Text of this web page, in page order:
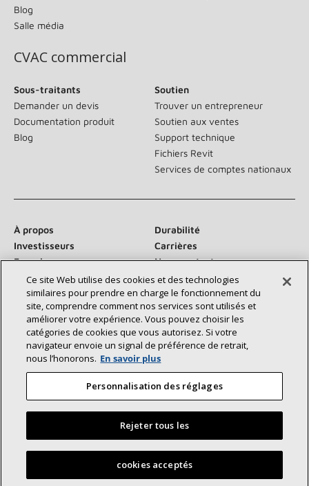
Blog
Salle média
CVAC commercial
Sous-traitants
Demander un devis
Documentation produit
Blog
Soutien
Trouver un entrepreneur
Soutien aux ventes
Support technique
Fichiers Revit
Services de comptes nationaux
À propos
Durabilité
Investisseurs
Carrières
Fournisseurs
Nous contacter
Salle de presse
Communiquez avec nous :
©2026 Lennox International Inc.
Déclaration d’accessibilité
Confidentialité
Conditions générales
Ce site Web utilise des cookies et des technologies
similaires pour prendre en charge le fonctionnement du
site, comprendre comment nos services sont utilisés et
améliorer votre expérience. Vous pouvez choisir les
catégories de cookies que vous autorisez. Si votre
navigateur envoie un signal de préférence de retrait,
nous l’honorons. En savoir plus
Personnalisation des réglages
Rejeter tous les
cookies acceptés